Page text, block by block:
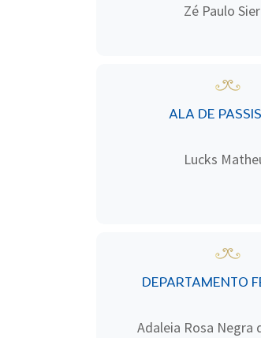
Zé Paulo
ALA DE
Lucks
DEPARTAMENTO
Adaleia Rosa Negra